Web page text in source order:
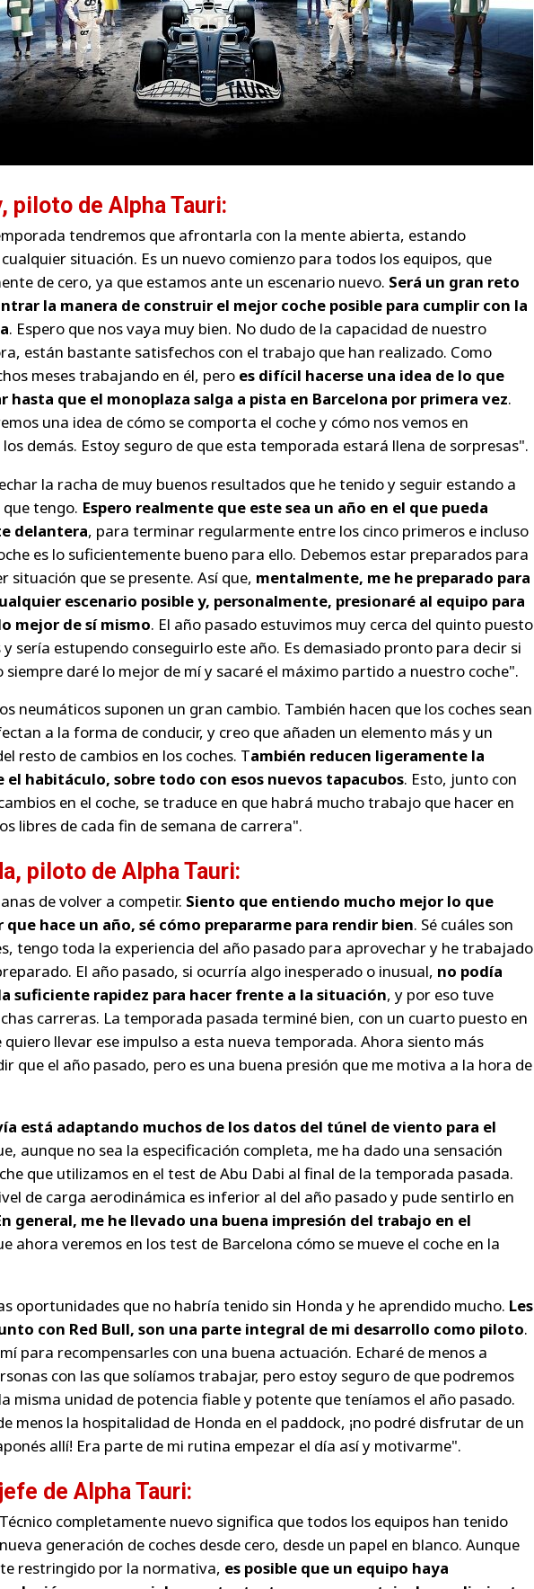
piloto de Alpha Tauri:
tendremos que afrontarla con la mente abierta, estando
situación. Es un nuevo comienzo para todos los equipos, que
de cero, ya que estamos ante un escenario nuevo. Será un gran reto
la manera de construir el mejor coche posible para cumplir con la
. Espero que nos vaya muy bien. No dudo de la capacidad de nuestro
están bastante satisfechos con el trabajo que han realizado. Como
meses trabajando en él, pero es difícil hacerse una idea de lo que
hasta que el monoplaza salga a pista en Barcelona por primera vez.
una idea de cómo se comporta el coche y cómo nos vemos en
demás. Estoy seguro de que esta temporada estará llena de sorpresas".
la racha de muy buenos resultados que he tenido y seguir estando a
tengo. Espero realmente que este sea un año en el que pueda
delantera, para terminar regularmente entre los cinco primeros e incluso
es lo suficientemente bueno para ello. Debemos estar preparados para
situación que se presente. Así que, mentalmente, me he preparado para
escenario posible y, personalmente, presionaré al equipo para
mejor de sí mismo. El año pasado estuvimos muy cerca del quinto puesto
sería estupendo conseguirlo este año. Es demasiado pronto para decir si
siempre daré lo mejor de mí y sacaré el máximo partido a nuestro coche".
neumáticos suponen un gran cambio. También hacen que los coches sean
a la forma de conducir, y creo que añaden un elemento más y un
resto de cambios en los coches. También reducen ligeramente la
el habitáculo, sobre todo con esos nuevos tapacubos. Esto, junto con
en el coche, se traduce en que habrá mucho trabajo que hacer en
libres de cada fin de semana de carrera".
piloto de Alpha Tauri:
de volver a competir. Siento que entiendo mucho mejor lo que
hace un año, sé cómo prepararme para rendir bien. Sé cuáles son
tengo toda la experiencia del año pasado para aprovechar y he trabajado
El año pasado, si ocurría algo inesperado o inusual, no podía
suficiente rapidez para hacer frente a la situación, y por eso tuve
carreras. La temporada pasada terminé bien, con un cuarto puesto en
quiero llevar ese impulso a esta nueva temporada. Ahora siento más
que el año pasado, pero es una buena presión que me motiva a la hora de
está adaptando muchos de los datos del túnel de viento para el
aunque no sea la especificación completa, me ha dado una sensación
que utilizamos en el test de Abu Dabi al final de la temporada pasada.
de carga aerodinámica es inferior al del año pasado y pude sentirlo en
general, me he llevado una buena impresión del trabajo en el
ahora veremos en los test de Barcelona cómo se mueve el coche en la
oportunidades que no habría tenido sin Honda y he aprendido mucho. Les
con Red Bull, son una parte integral de mi desarrollo como piloto.
para recompensarles con una buena actuación. Echaré de menos a
con las que solíamos trabajar, pero estoy seguro de que podremos
misma unidad de potencia fiable y potente que teníamos el año pasado.
menos la hospitalidad de Honda en el paddock, ¡no podré disfrutar de un
allí! Era parte de mi rutina empezar el día así y motivarme".
de Alpha Tauri:
completamente nuevo significa que todos los equipos han tenido
generación de coches desde cero, desde un papel en blanco. Aunque
restringido por la normativa, es posible que un equipo haya